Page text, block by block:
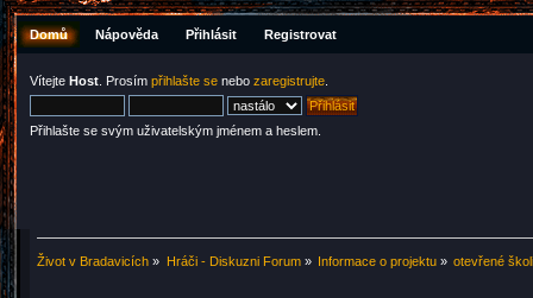
Domů Nápověda Přihlásit Registrovat
Vítejte Host . Prosím přihlašte se nebo zaregistrujte
Přihlašte se svým uživatelským jménem a heslem.
Život v Bradavicích » Hráči - Diskuzni Forum» Informace o projektu» otevřené